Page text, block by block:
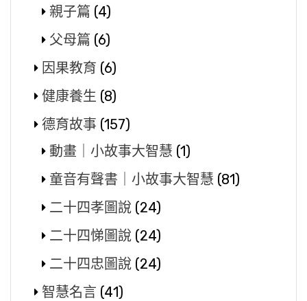
親子篇 (4)
父母篇 (6)
因果教育 (6)
健康養生 (8)
德育故事 (157)
動畫｜小故事大智慧 (1)
童音有聲書｜小故事大智慧 (81)
二十四孝圖說 (24)
二十四悌圖說 (24)
二十四忠圖說 (24)
智慧名言 (41)